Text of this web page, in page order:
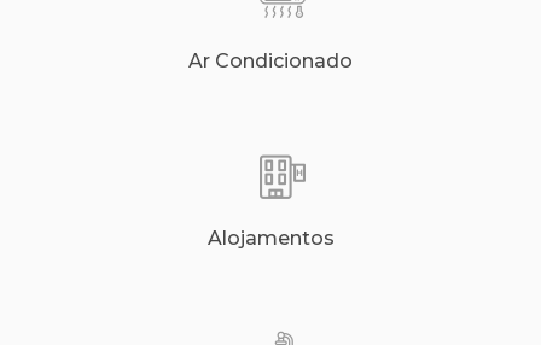
Ar Condicionado
Alojamentos